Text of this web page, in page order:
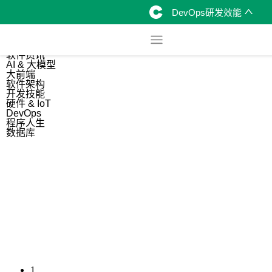
DevOps研发效能
软件资讯
AI & 大模型
大前端
软件架构
开发技能
硬件 & IoT
DevOps
程序人生
数据库
1